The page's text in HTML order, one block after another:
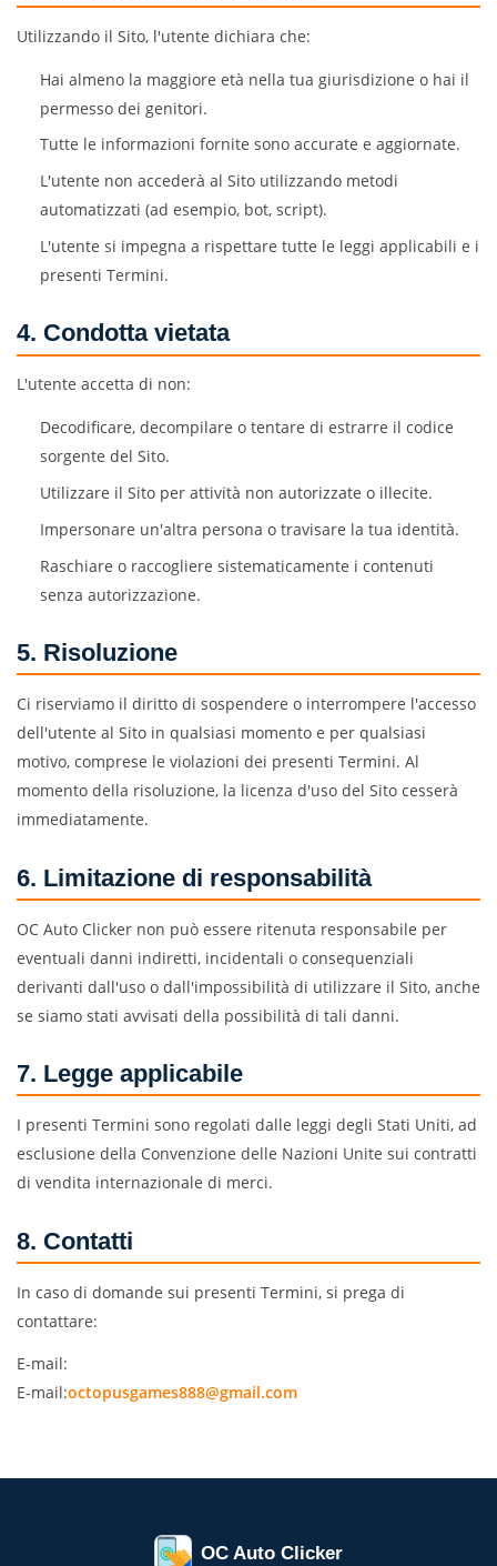
Utilizzando il Sito, l'utente dichiara che:
Hai almeno la maggiore età nella tua giurisdizione o hai il
permesso dei genitori.
Tutte le informazioni fornite sono accurate e aggiornate.
L'utente non accederà al Sito utilizzando metodi
automatizzati (ad esempio, bot, script).
L'utente si impegna a rispettare tutte le leggi applicabili e i
presenti Termini.
4. Condotta vietata
L'utente accetta di non:
Decodificare, decompilare o tentare di estrarre il codice
sorgente del Sito.
Utilizzare il Sito per attività non autorizzate o illecite.
Impersonare un'altra persona o travisare la tua identità.
Raschiare o raccogliere sistematicamente i contenuti
senza autorizzazione.
5. Risoluzione
Ci riserviamo il diritto di sospendere o interrompere l'accesso
dell'utente al Sito in qualsiasi momento e per qualsiasi
motivo, comprese le violazioni dei presenti Termini. Al
momento della risoluzione, la licenza d'uso del Sito cesserà
immediatamente.
6. Limitazione di responsabilità
OC Auto Clicker non può essere ritenuta responsabile per
eventuali danni indiretti, incidentali o consequenziali
derivanti dall'uso o dall'impossibilità di utilizzare il Sito, anche
se siamo stati avvisati della possibilità di tali danni.
7. Legge applicabile
I presenti Termini sono regolati dalle leggi degli Stati Uniti, ad
esclusione della Convenzione delle Nazioni Unite sui contratti
di vendita internazionale di merci.
8. Contatti
In caso di domande sui presenti Termini, si prega di
contattare:
E-mail:
E-mail:octopusgames888@gmail.com
OC Auto Clicker